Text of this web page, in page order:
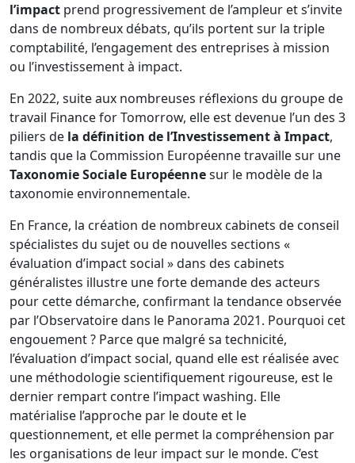
l’impact prend progressivement de l’ampleur et s’invite
dans de nombreux débats, qu’ils portent sur la triple
comptabilité, l’engagement des entreprises à mission
ou l’investissement à impact.
En 2022, suite aux nombreuses réflexions du groupe de
travail Finance for Tomorrow, elle est devenue l’un des 3
piliers de la définition de l’Investissement à Impact,
tandis que la Commission Européenne travaille sur une
Taxonomie Sociale Européennesur le modèle de la
taxonomie environnementale.
En France, la création de nombreux cabinets de conseil
spécialistes du sujet ou de nouvelles sections «
évaluation d’impact social » dans des cabinets
généralistes illustre une forte demande des acteurs
pour cette démarche, confirmant la tendance observée
par l’Observatoire dans le Panorama 2021. Pourquoi cet
engouement ? Parce que malgré sa technicité,
l’évaluation d’impact social, quand elle est réalisée avec
une méthodologie scientifiquement rigoureuse, est le
dernier rempart contre l’impact washing. Elle
matérialise l’approche par le doute et le
questionnement, et elle permet la compréhension par
les organisations de leur impact sur le monde. C’est